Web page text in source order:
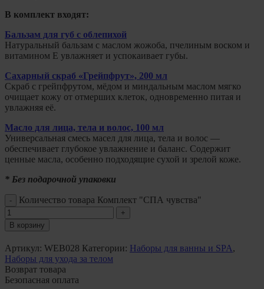
В комплект входят:
Бальзам для губ с облепихой
Натуральный бальзам с маслом жожоба, пчелиным воском и
витамином E увлажняет и успокаивает губы.
Сахарный скраб «Грейпфрут», 200 мл
Скраб с грейпфрутом, мёдом и миндальным маслом мягко
очищает кожу от отмерших клеток, одновременно питая и
увлажняя её.
Масло для лица, тела и волос, 100 мл
Универсальная смесь масел для лица, тела и волос —
обеспечивает глубокое увлажнение и баланс. Содержит
ценные масла, особенно подходящие сухой и зрелой коже.
* Без подарочной упаковки
Количество товара Комплект "СПА чувства"
В корзину
Артикул: WEB028 Категории: Наборы для ванны и SPA,
Наборы для ухода за телом
Возврат товара
Безопасная оплата